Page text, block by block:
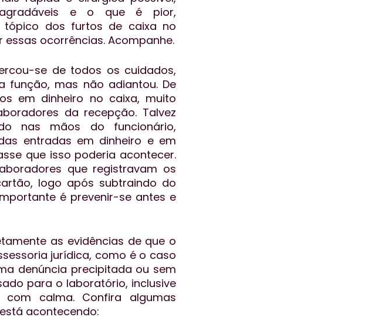
e o que é pior,
tópico dos furtos de caixa no
ocorrências. Acompanhe.
se de todos os cuidados,
função, mas não adiantou. De
em dinheiro no caixa, muito
da recepção. Talvez
nas mãos do funcionário,
entradas em dinheiro e em
que isso poderia acontecer.
que registravam os
logo após subtraindo do
é prevenir-se antes e
as evidências de que o
jurídica, como é o caso
denúncia precipitada ou sem
para o laboratório, inclusive
calma. Confira algumas
acontecendo: